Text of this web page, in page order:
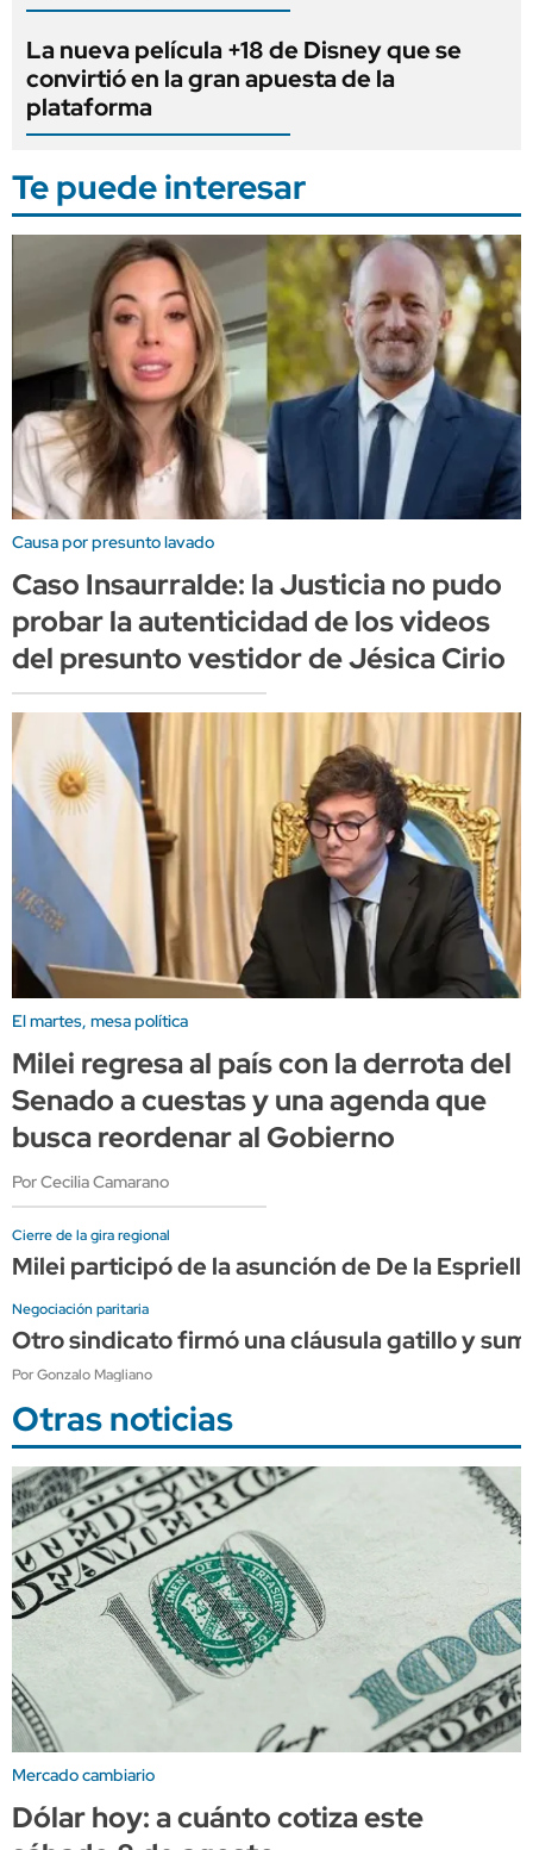
La nueva película +18 de Disney que se
convirtió en la gran apuesta de la
plataforma
Te puede interesar
Causa por presunto lavado
Caso Insaurralde: la Justicia no pudo
probar la autenticidad de los videos
del presunto vestidor de Jésica Cirio
El martes, mesa política
Milei regresa al país con la derrota del
Senado a cuestas y una agenda que
busca reordenar al Gobierno
Por Cecilia Camarano
Cierre de la gira regional
Milei participó de la asunción de De la
Negociación paritaria
Otro sindicato firmó una cláusula gatillo y
Por Gonzalo Magliano
Otras noticias
Mercado cambiario
Dólar hoy: a cuánto cotiza este